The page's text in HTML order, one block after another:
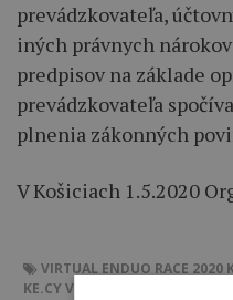
prevádzkovateľa,
iných právnych
predpisov na základe
prevádzkovateľa
plnenia zákonných
V Košiciach 1.5.2020
VIRTUAL ENDUO RACE 2020
KE.CY VIRTUAL ENDUO RACE